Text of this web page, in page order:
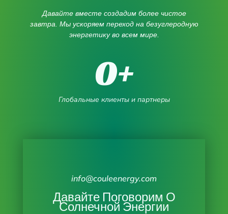
Давайте вместе создадим более чистое
завтра. Мы ускоряем переход на безуглеродную
энергетику во всем мире.
Глобальные клиенты и партнеры
0+
info@couleenergy.com
Давайте Поговорим О
Солнечной Энергии